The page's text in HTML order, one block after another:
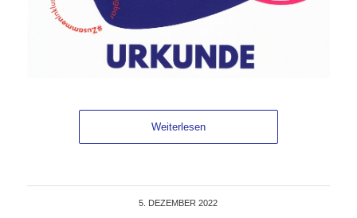
Weiterlesen
5. DEZEMBER 2022